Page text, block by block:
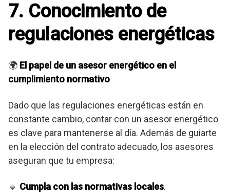
7. Conocimiento de
regulaciones energéticas
🌍 El papel de un asesor energético en el
cumplimiento normativo
Dado que las regulaciones energéticas están en
constante cambio, contar con un asesor energético
es clave para mantenerse al día. Además de guiarte
en la elección del contrato adecuado, los asesores
aseguran que tu empresa:
🔹 Cumpla con las normativas locales.